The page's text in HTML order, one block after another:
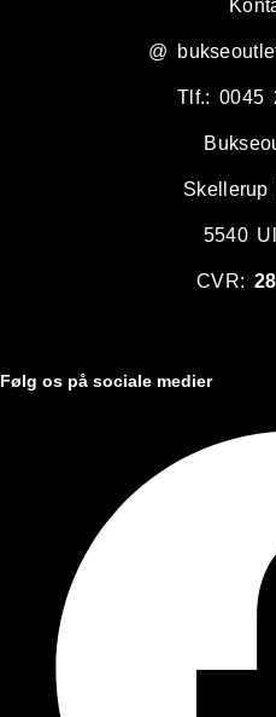
@
Tlf.: 0045
5540
CVR:
Følg os på sociale medier